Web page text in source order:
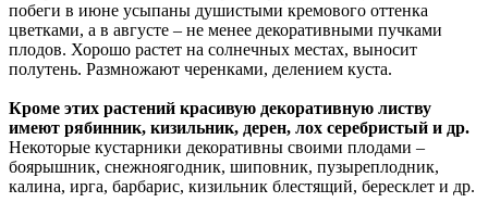
побеги в июне усыпаны душистыми кремового оттенка
цветками, а в августе – не менее декоративными пучками
плодов. Хорошо растет на солнечных местах, выносит
полутень. Размножают черенками, делением куста.
Кроме этих растений красивую декоративную листву
имеют рябинник, кизильник, дерен, лох серебристый и др.
Некоторые кустарники декоративны своими плодами –
боярышник, снежноягодник, шиповник, пузыреплодник,
калина, ирга, барбарис, кизильник блестящий, бересклет и др.